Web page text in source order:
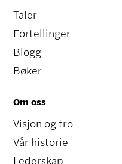
Taler
Fortellinger
Blogg
Bøker
Om oss
Visjon og tro
Vår historie
Lederskap